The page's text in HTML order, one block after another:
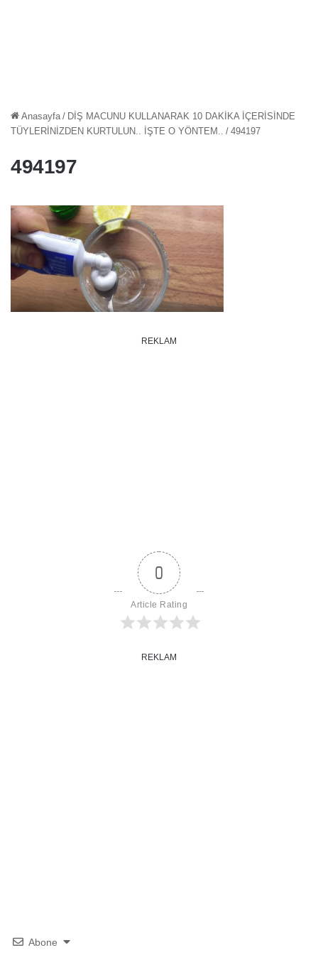
Anasayfa / DİŞ MACUNU KULLANARAK 10 DAKİKA İÇERİSİNDE
TÜYLERİNİZDEN KURTULUN.. İŞTE O YÖNTEM..
/ 494197
494197
REKLAM
0
Article Rating
REKLAM
Abone